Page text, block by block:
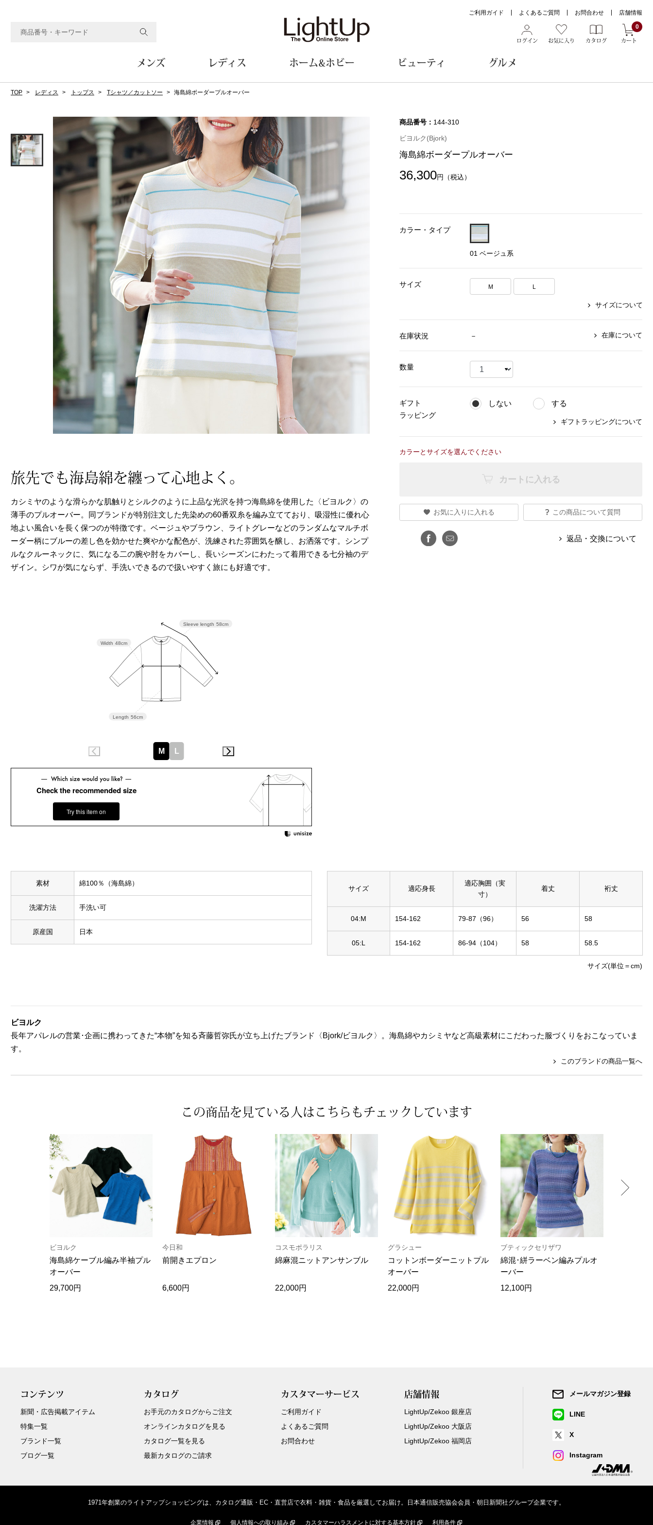
ログイン お気に入り カタログ
0
カート
ご利用ガイド よくあるご質問 お問合わせ 店舗情報
メンズ
ジャケット
コート
ブルゾン
Tシャツ／カットソー
パンツ／スラックス
ショート･クロップドパンツ
ルーム･アンダーウェア
ルームウェア／パジャマ
アンダーウェア
その他
バッグ
トートバッグ
ハンドバッグ
ブリーフケース
クラッチバッグ
ボディバッグ
リュック･バックパック
ボストンバッグ
スーツケース／キャリーバッグ
その他
シューズ
スリップオン
レースアップ
財布／小物
財布／コインケース
革小物
ポーチ
その他
ウオッチ／アクセサリー
ウオッチ
ネックレス
ブレスレット
その他
ファッション雑貨
帽子
ネクタイ
マフラー／スヌード
スカーフ／ストール
手袋
ベルト
靴下
サングラス／メガネ
傘／日傘
その他
和装
その他
その他
BOGARD 最新号はこちら
おすすめブランド
カンタベリー
【特集】Travel Partner／トラベル
【特集】HELLY HANSEN／ヘリー
ハンセン
おすすめカタログ
BOGARD August 2026 vol.181
レディス
ジャケット
コート
ブルゾン
Tシャツ／カットソー
タンクトップ／キャミソール
ワンピース／チュニック
シャツワンピース
ボトムス
パンツ／スラックス
ワイド･ガウチョパンツ
レギンス／スパッツ
ショート･クロップドパンツ
その他
ルーム･アンダーウェア
ルームウェア／パジャマ
アンダーウェア
その他
バッグ
トートバッグ
ハンドバッグ
ショルダーバッグ
クラッチバッグ
ボディバッグ
リュック･バックパック
シューズ
スリップオン
レースアップ
パンプス
スニーカー
サンダル
その他
財布／小物
財布／コインケース
革小物
ポーチ
その他
ウオッチ／アクセサリー
ウオッチ
ネックレス
ブレスレット
リング
イヤリング／ピアス
ブローチ
その他
ファッション雑貨
マフラー／スヌード
手袋
その他
着物／浴衣
その他
リネアフレスコ
ヤッコマリカルド
ミスキョウコ
【特集】ベーシックアイテム for
ホーム&ホビー
テーブル／椅子･座椅子
収納家具
その他
ファブリック
ブランケット／ソファカバー
バス･トイレタリー
スリッパ／ルームシューズ
和のインテリア小物
キッチン･テーブルウェア
テーブルウェア
調理器具
キッチン雑貨
その他
家電
生活家電
AV機器
その他
ホビー･キッズ
ホビー／玩具
人形／ぬいぐるみ
光学機器
ステーショナリー
AVソフト／書籍／図録
アウトドア･スポーツ用品
その他
美術･工芸品
おすすめブランド
ソニー
【特集】William Morris／ウィリア
ビューティ
ボディケア
メイクアップ
フレグランス
その他
定期便
ベキュア グラン／プレミアム
メイクプロポーション
ネイチャーマジック
かづきれいこ
テム
グルメ
ワイン／ビール／酒
頒布会
食彩倶楽部
【特集】〈銀座 梅林〉国産ヒレ肉
TOP レディス トップス Tシャツ／カットソー 海島綿ボーダープルオーバー
旅先でも海島綿を纏って心地よく。
カシミヤのような滑らかな肌触りとシルクのように上品な光沢を持つ海島綿を使用した〈ビヨルク〉の
薄手のプルオーバー。同ブランドが特別注文した先染めの60番双糸を編み立てており、吸湿性に優れ心
地よい風合いを長く保つのが特徴です。ベージュやブラウン、ライトグレーなどのランダムなマルチボ
ーダー柄にブルーの差し色を効かせた爽やかな配色が、洗練された雰囲気を醸し、お洒落です。シンプ
ルなクルーネックに、気になる二の腕や肘をカバーし、長いシーズンにわたって着用できる七分袖のデ
ザイン。シワが気にならず、手洗いできるので扱いやすく旅にも好適です。
商品番号： 144-310
ビヨルク(Bjork)
海島綿ボーダープルオーバー
36,300円 （税込）
カラー・タイプ
01 ベージュ系
サイズ M L
サイズについて
在庫状況 － 在庫について
数量
ギフト
ラッピング
しない する
ギフトラッピングについて
カラーとサイズを選んでください
カートに入れる
お気に入りに入れる この商品について質問
返品・交換について
Sleeve length 58cm
Length 56cm
Width 48cm
M L
Check the recommended size
Try this item on
素材 綿100％（海島綿）
洗濯方法 手洗い可
原産国 日本
サイズ 適応身長
適応胸囲（実
寸）
着丈 裄丈
04:M 154-162 79-87（96） 56 58
05:L 154-162 86-94（104） 58 58.5
サイズ(単位＝cm)
ビヨルク
長年アパレルの営業･企画に携わってきた“本物”を知る斉藤哲弥氏が立ち上げたブランド〈Bjork/ビヨルク〉。海島綿やカシミヤなど高級素材にこだわった服づくりをおこなっていま
す。
このブランドの商品一覧へ
この商品を見ている人は こちらもチェックしています
ビヨルク
海島綿ケーブル編み半袖プル
オーバー
29,700円
今日和
前開きエプロン
6,600円
コスモポラリス
綿麻混ニットアンサンブル
22,000円
グラシュー
コットンボーダーニットプル
オーバー
22,000円
ブティックセリザワ
綿混･絣ラーベン編みプルオ
ーバー
12,100円
コンテンツ
新聞・広告掲載アイテム
特集一覧
ブランド一覧
ブログ一覧
カタログ
お手元のカタログからご注文
オンラインカタログを見る
カタログ一覧を見る
最新カタログのご請求
カスタマーサービス
ご利用ガイド
よくあるご質問
お問合わせ
店舗情報
LightUp/Zekoo 銀座店
LightUp/Zekoo 大阪店
LightUp/Zekoo 福岡店
メールマガジン登録
LINE
X
Instagram
1971年創業のライトアップショッピングは、カタログ通販・EC・直営店で衣料・雑貨・食品を厳選してお届け。日本通信販売協会会員・朝日新聞社グループ企業です。
企業情報 個人情報への取り組み カスタマーハラスメントに対する基本方針 利用条件